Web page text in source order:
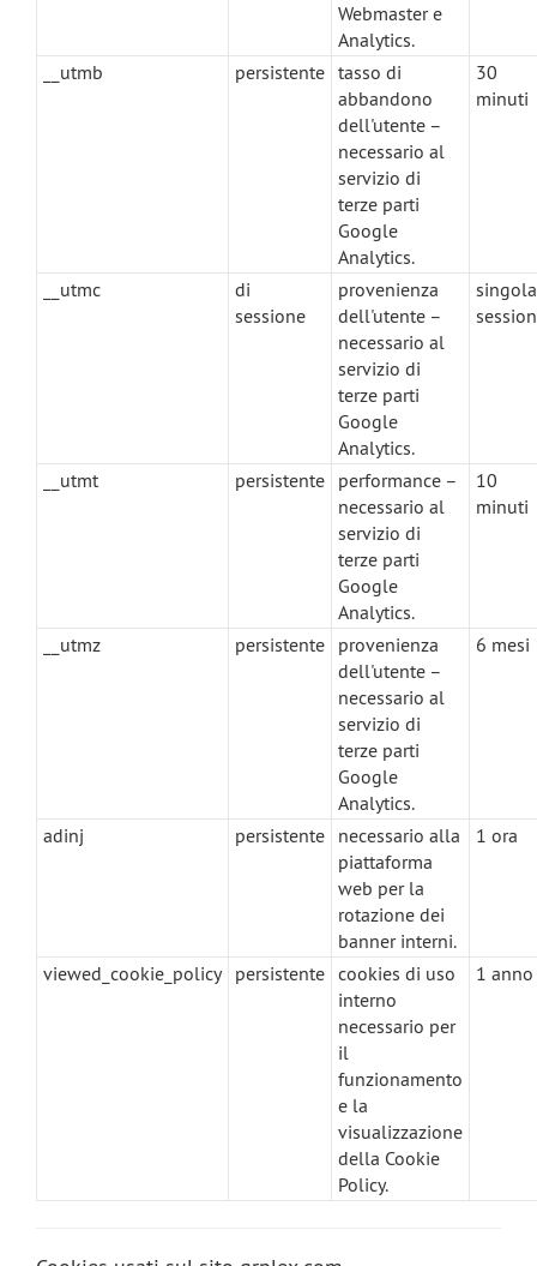
Webmaster e
Analytics.
__utmb persistente tasso di
abbandono
dell'utente –
necessario al
servizio di
terze parti
Google
Analytics.
30
minuti
__utmc
di
sessione
provenienza
dell'utente –
necessario al
servizio di
terze parti
Google
Analytics.
singola
__utmt persistente performance –
necessario al
servizio di
terze parti
Google
Analytics.
10
minuti
__utmz persistente provenienza
dell'utente –
necessario al
servizio di
terze parti
Google
Analytics.
6 mesi
adinj persistente necessario alla
piattaforma
web per la
rotazione dei
banner interni.
1 ora
viewed_cookie_policy persistente cookies di uso
interno
necessario per
il
funzionamento
e la
visualizzazione
della Cookie
Policy.
1 anno